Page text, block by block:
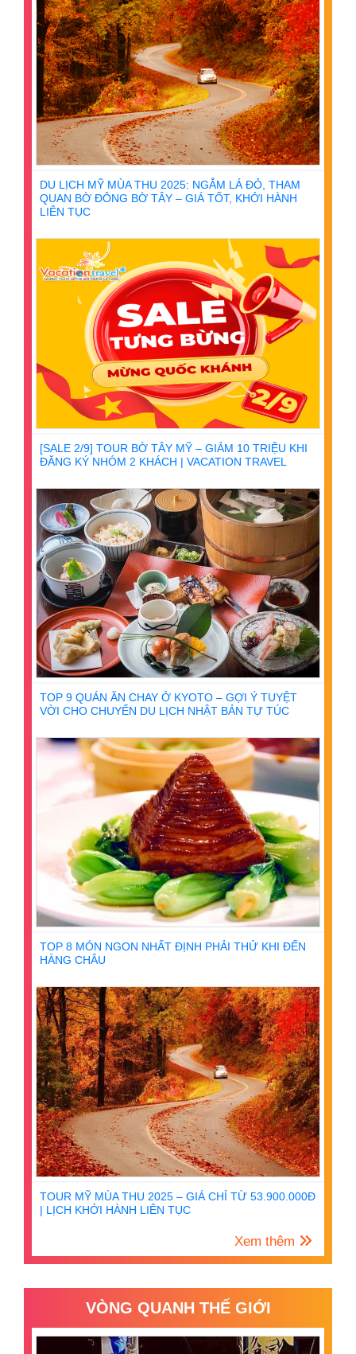
DU LỊCH MỸ MÙA THU 2025: NGẮM LÁ ĐỎ, THAM
QUAN BỜ ĐÔNG BỜ TÂY – GIÁ TỐT, KHỞI HÀNH
LIÊN TỤC
[SALE 2/9] TOUR BỜ TÂY MỸ – GIẢM 10 TRIỆU KHI
ĐĂNG KÝ NHÓM 2 KHÁCH | VACATION TRAVEL
TOP 9 QUÁN ĂN CHAY Ở KYOTO – GỢI Ý TUYỆT
VỜI CHO CHUYẾN DU LỊCH NHẬT BẢN TỰ TÚC
TOP 8 MÓN NGON NHẤT ĐỊNH PHẢI THỬ KHI ĐẾN
HÀNG CHÂU
TOUR MỸ MÙA THU 2025 – GIÁ CHỈ TỪ 53.900.000Đ
| LỊCH KHỞI HÀNH LIÊN TỤC
Xem thêm
VÒNG QUANH THẾ GIỚI